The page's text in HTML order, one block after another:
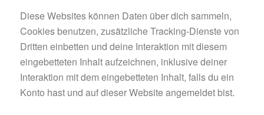
Diese Web­sites kön­nen Daten über dich sam­meln,
Coo­kies benut­zen, zusätz­li­che Track­ing-Diens­te von
Drit­ten ein­bet­ten und deine Inter­ak­ti­on mit die­sem
ein­ge­bet­te­ten Inhalt auf­zeich­nen, inklu­si­ve dei­ner
Inter­ak­ti­on mit dem ein­ge­bet­te­ten Inhalt, falls du ein
Konto hast und auf die­ser Web­site ange­mel­det bist.